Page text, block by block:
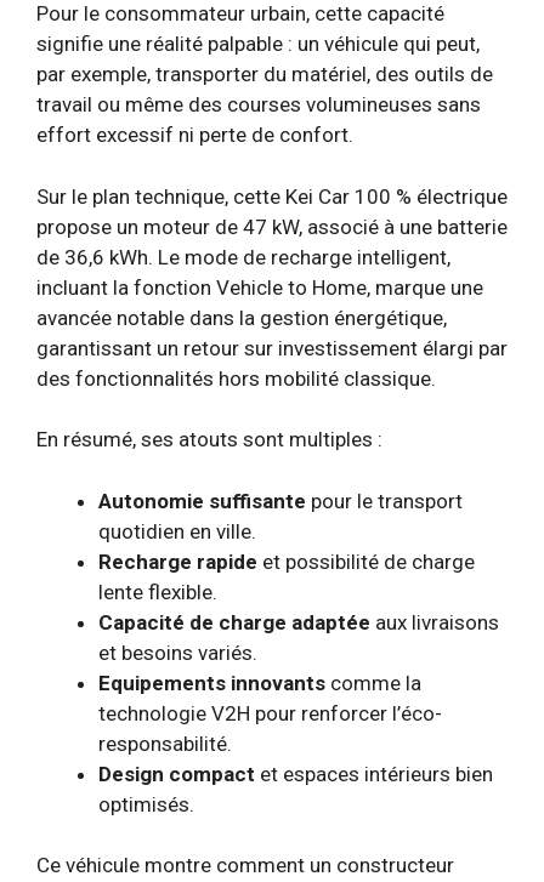
Pour le consommateur urbain, cette capacité
signifie une réalité palpable : un véhicule qui peut,
par exemple, transporter du matériel, des outils de
travail ou même des courses volumineuses sans
effort excessif ni perte de confort.
Sur le plan technique, cette Kei Car 100 % électrique
propose un moteur de 47 kW, associé à une batterie
de 36,6 kWh. Le mode de recharge intelligent,
incluant la fonction Vehicle to Home, marque une
avancée notable dans la gestion énergétique,
garantissant un retour sur investissement élargi par
des fonctionnalités hors mobilité classique.
En résumé, ses atouts sont multiples :
Autonomie suffisante pour le transport
quotidien en ville.
Recharge rapide et possibilité de charge
lente flexible.
Capacité de charge adaptée aux livraisons
et besoins variés.
Equipements innovants comme la
technologie V2H pour renforcer l’éco-
responsabilité.
Design compact et espaces intérieurs bien
optimisés.
Ce véhicule montre comment un constructeur